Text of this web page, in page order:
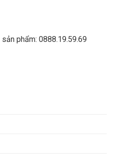
phẩm: 0888.19.59.69